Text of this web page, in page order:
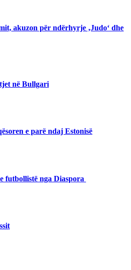
akuzon për ndërhyrje ‚Judo‘ dhe
në Bullgari
e parë ndaj Estonisë
futbollistë nga Diaspora